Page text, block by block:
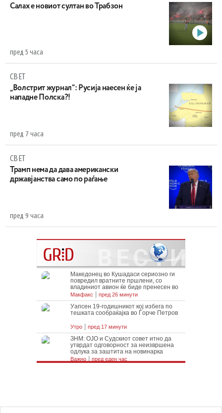
Салах е новиот султан во Трабзон
пред 5 часа
СВЕТ
„Волстрит журнал“: Русија наесен ќе ја
нападне Полска?!
пред 7 часа
СВЕТ
Трамп нема да дава американски
државјанства само по раѓање
пред 9 часа